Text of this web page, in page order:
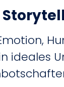
ideales